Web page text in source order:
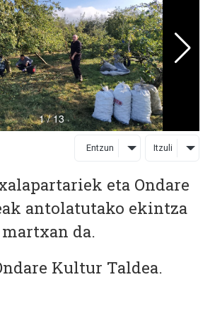
Entzun Itzuli
eta Ondare
antolatutako ekintza
da.
Kultur Taldea.